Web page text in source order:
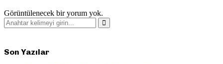
Görüntülenecek bir yorum yok.
Search
for:
Search
Son Yazılar